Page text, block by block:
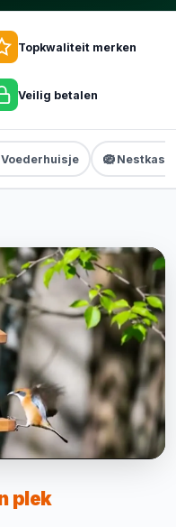
Topkwaliteit merken
Veilig betalen
Voederhuisje 🪺
plek